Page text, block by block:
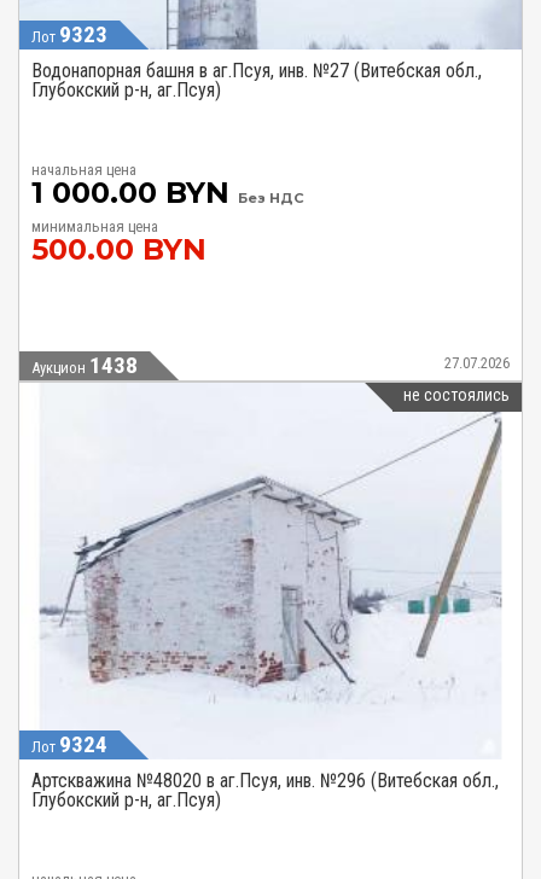
Лот 9323
Водонапорная башня в аг.Псуя, инв. №27 (Витебская обл.,
Глубокский р-н, аг.Псуя)
начальная цена
1 000.00 BYN Без НДС
минимальная цена
500.00 BYN
Аукцион 1438 27.07.2026
не состоялись
Лот 9324
Артскважина №48020 в аг.Псуя, инв. №296 (Витебская обл.,
Глубокский р-н, аг.Псуя)